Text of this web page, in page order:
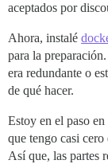
aceptados por
Ahora, instalé
para la
era redundante o
de qué hacer.
Estoy en el paso
que tengo casi
Así que, las partes